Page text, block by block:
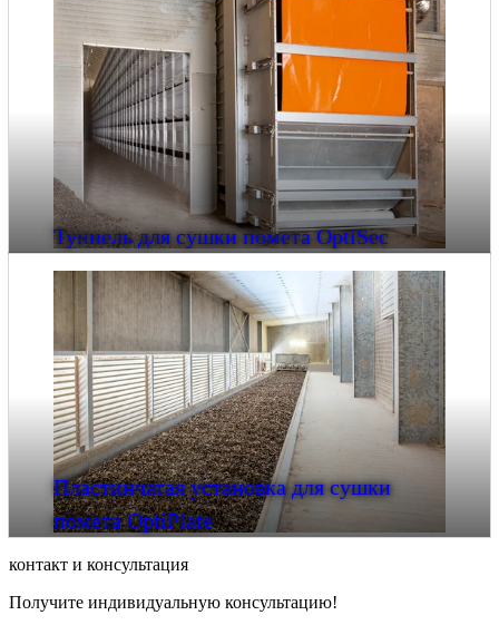
Туннель для сушки помета OptiSec
Пластинчатая установка для сушки
помета OptiPlate
контакт и консультация
Получите индивидуальную консультацию!